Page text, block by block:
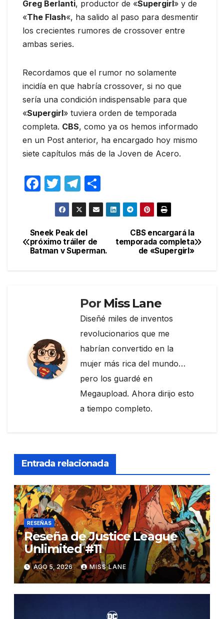
Greg Berlanti, productor de «Supergirl» y de
«The Flash«, ha salido al paso para desmentir
los crecientes rumores de crossover entre
ambas series.
Recordamos que el rumor no solamente
incidía en que habría crossover, si no que
sería una condición indispensable para que
«Supergirl» tuviera orden de temporada
completa. CBS, como ya os hemos informado
en un Post anterior, ha encargado hoy mismo
siete capítulos más de la Joven de Acero.
F
e
b
T
w
itt
er
T
el
e
gr
a
o
m
ar
Navegación
de
CBS encargará la
temporada completa
de «Supergirl»
Sneek Peak del
próximo tráiler de
Batman v Superman.
Por Miss Lane
Diseñé miles de inventos
revolucionarios que me
habrían convertido en la
mujer más rica del mundo…
pero los guardé en
Megaupload. Ahora dirijo esto
a tiempo completo.
Entrada relacionada
RESEÑAS
Reseña de Justice League
Unlimited #11
AGO 5, 2026 MISS LANE